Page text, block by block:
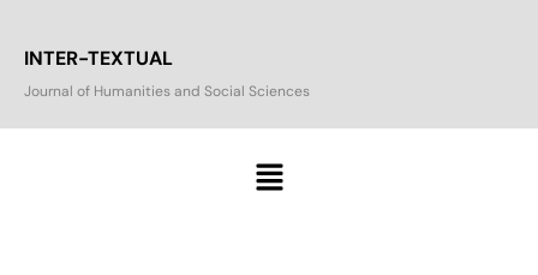
INTER-TEXTUAL
Journal of Humanities and Social Sciences